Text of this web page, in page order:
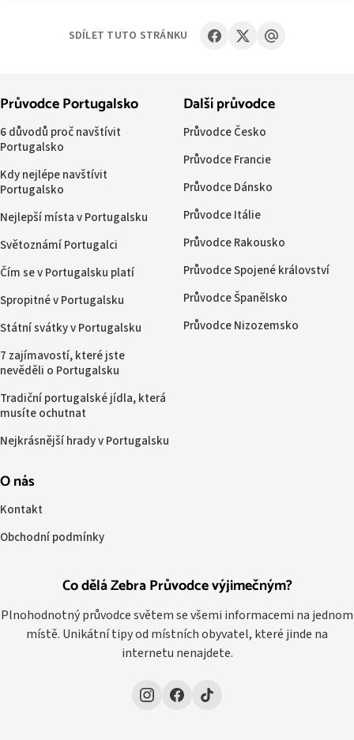
SDÍLET TUTO STRÁNKU
Co dělá Zebra Průvodce výjimečným?
Plnohodnotný průvodce světem se všemi informacemi na jednom
místě. Unikátní tipy od místních obyvatel, které jinde na
internetu nenajdete.
Průvodce Portugalsko
6 důvodů proč navštívit
Portugalsko
Kdy nejlépe navštívit
Portugalsko
Nejlepší místa v Portugalsku
Světoznámí Portugalci
Čím se v Portugalsku platí
Spropitné v Portugalsku
Státní svátky v Portugalsku
7 zajímavostí, které jste
nevěděli o Portugalsku
Tradiční portugalské jídla, která
musíte ochutnat
Nejkrásnější hrady v Portugalsku
Další průvodce
Průvodce Česko
Průvodce Francie
Průvodce Dánsko
Průvodce Itálie
Průvodce Rakousko
Průvodce Spojené království
Průvodce Španělsko
Průvodce Nizozemsko
O nás
Kontakt
Obchodní podmínky